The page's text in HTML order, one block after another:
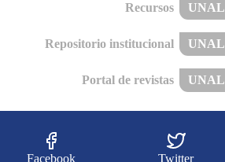
Recursos UNAL
Repositorio institucional UNAL
Portal de revistas UNAL
Facebook Twitter